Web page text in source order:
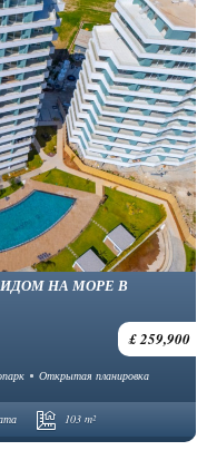
НА МОРЕ В
£ 259,900
Открытая планировка
103 m²